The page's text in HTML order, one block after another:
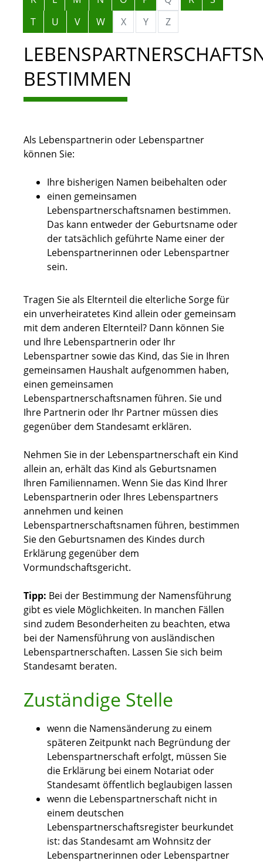
T
U V W X Y Z
BESTIMMEN
Als Lebenspartnerin oder Lebenspartner
können Sie:
Ihre bisherigen Namen beibehalten oder
einen gemeinsamen
Lebenspartnerschaftsnamen bestimmen.
Das kann entweder der Geburtsname oder
der tatsächlich geführte Name einer der
Lebenspartnerinnen oder Lebenspartner
sein.
Tragen Sie als Elternteil die elterliche Sorge für
ein unverheiratetes Kind allein oder gemeinsam
mit dem anderen Elternteil? Dann können Sie
und Ihre Lebenspartnerin oder Ihr
Lebenspartner sowie das Kind, das Sie in Ihren
gemeinsamen Haushalt aufgenommen haben,
einen gemeinsamen
Lebenspartnerschaftsnamen führen. Sie und
Ihre Partnerin oder Ihr Partner müssen dies
gegenüber dem Standesamt erklären.
Nehmen Sie in der Lebenspartnerschaft ein Kind
allein an, erhält das Kind als Geburtsnamen
Ihren Familiennamen. Wenn Sie das Kind Ihrer
Lebenspartnerin oder Ihres Lebenspartners
annehmen und keinen
Lebenspartnerschaftsnamen führen, bestimmen
Sie den Geburtsnamen des Kindes durch
Erklärung gegenüber dem
Vormundschaftsgericht.
Tipp: Bei der Bestimmung der Namensführung
gibt es viele Möglichkeiten. In manchen Fällen
sind zudem Besonderheiten zu beachten, etwa
bei der Namensführung von ausländischen
Lebenspartnerschaften. Lassen Sie sich beim
Standesamt beraten.
Zuständige Stelle
wenn die Namensänderung zu einem
späteren Zeitpunkt nach Begründung der
Lebenspartnerschaft erfolgt, müssen Sie
die Erklärung bei einem Notariat oder
Standesamt öffentlich beglaubigen lassen
wenn die Lebenspartnerschaft nicht in
einem deutschen
Lebenspartnerschaftsregister beurkundet
ist: das Standesamt am Wohnsitz der
Lebenspartnerinnen oder Lebenspartner